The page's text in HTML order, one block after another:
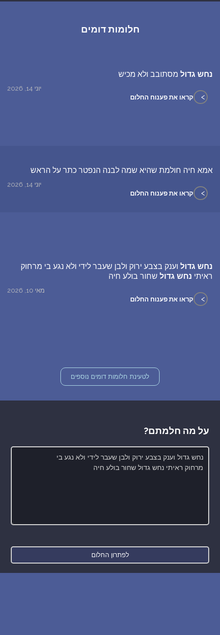
חלומות דומים
נחש גדול מסתובב ולא מכיש
יוני 14, 2026
> קראו את פענוח החלום
אמא חיה חולמת שהיא שמה לבנה הנפטר כתר על הראש
יוני 14, 2026
> קראו את פענוח החלום
נחש גדול וענק בצבע ירוק ולבן שעבר לידי ולא נגע בי מרחוק
ראיתי נחש גדול שחור בולע חיה
מאי 10, 2026
> קראו את פענוח החלום
לטעינת חלומות דומים נוספים
על מה חלמתם?